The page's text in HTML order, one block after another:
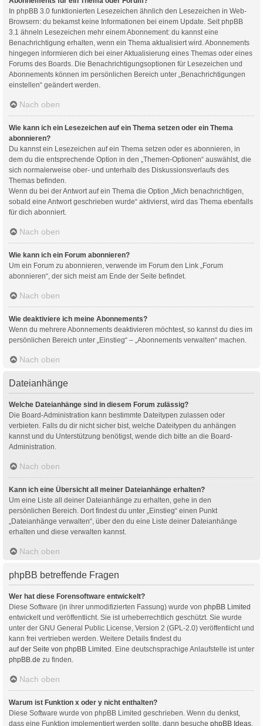
In phpBB 3.0 funktionierten Lesezeichen ähnlich den Lesezeichen in Web-
Browsern: du bekamst keine Informationen bei einem Update. Seit phpBB
3.1 ähneln Lesezeichen mehr einem Abonnement: du kannst eine
Benachrichtigung erhalten, wenn ein Thema aktualisiert wird. Abonnements
hingegen informieren dich bei einer Aktualisierung eines Themas oder eines
Forums des Boards. Die Benachrichtigungsoptionen für Lesezeichen und
Abonnements können im persönlichen Bereich unter „Benachrichtigungen
einstellen“ geändert werden.
Nach oben
Wie kann ich ein Lesezeichen auf ein Thema setzen oder ein Thema
abonnieren?
Du kannst ein Lesezeichen auf ein Thema setzen oder es abonnieren, in
dem du die entsprechende Option in den „Themen-Optionen“ auswählst, die
sich normalerweise ober- und unterhalb des Diskussionsverlaufs des
Themas befinden.
Wenn du bei der Antwort auf ein Thema die Option „Mich benachrichtigen,
sobald eine Antwort geschrieben wurde“ aktivierst, wird das Thema ebenfalls
für dich abonniert.
Nach oben
Wie kann ich ein Forum abonnieren?
Um ein Forum zu abonnieren, verwende im Forum den Link „Forum
abonnieren“, der sich meist am Ende der Seite befindet.
Nach oben
Wie deaktiviere ich meine Abonnements?
Wenn du mehrere Abonnements deaktivieren möchtest, so kannst du dies im
persönlichen Bereich unter „Einstieg“ – „Abonnements verwalten“ machen.
Nach oben
Dateianhänge
Welche Dateianhänge sind in diesem Forum zulässig?
Die Board-Administration kann bestimmte Dateitypen zulassen oder
verbieten. Falls du dir nicht sicher bist, welche Dateitypen du anhängen
kannst und du Unterstützung benötigst, wende dich bitte an die Board-
Administration.
Nach oben
Kann ich eine Übersicht all meiner Dateianhänge erhalten?
Um eine Liste all deiner Dateianhänge zu erhalten, gehe in den
persönlichen Bereich. Dort findest du unter „Einstieg“ einen Punkt
„Dateianhänge verwalten“, über den du eine Liste deiner Dateianhänge
erhalten und diese verwalten kannst.
Nach oben
phpBB betreffende Fragen
Wer hat diese Forensoftware entwickelt?
Diese Software (in ihrer unmodifizierten Fassung) wurde von phpBB Limited
entwickelt und veröffentlicht. Sie ist urheberrechtlich geschützt. Sie wurde
unter der GNU General Public License, Version 2 (GPL-2.0) veröffentlicht und
kann frei vertrieben werden. Weitere Details findest du
auf der Seite von phpBB Limited . Eine deutschsprachige Anlaufstelle ist unter
phpBB.de zu finden.
Nach oben
Warum ist Funktion x oder y nicht enthalten?
Diese Software wurde von phpBB Limited geschrieben. Wenn du denkst,
dass eine Funktion implementiert werden sollte, dann besuche phpBB Ideas